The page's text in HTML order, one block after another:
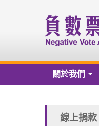
關於我們
負數票協會章
線上捐款